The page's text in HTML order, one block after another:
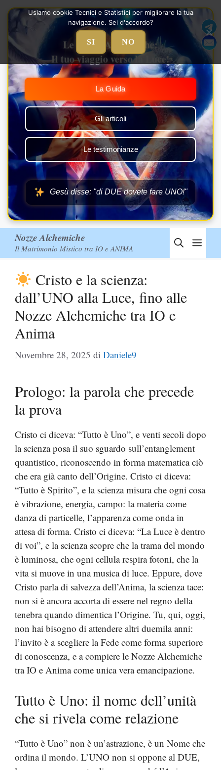
Vai
contenuto
Le Nozze Alchemiche:
Il tuo viaggio verso la Luce!
La Guida
Gli articoli
Le testimonianze
Gesù disse: "di DUE dovete fare UNO!"
Nozze Alchemiche
Il Matrimonio Mistico tra IO e ANIMA
Cristo e la scienza:
dall’UNO alla Luce, fino alle
Nozze Alchemiche tra IO e
Anima
Novembre 28, 2025 di Daniele9
Prologo: la parola che precede
la prova
Cristo ci diceva: “Tutto è Uno”, e venti secoli dopo
la scienza posa il suo sguardo sull’entanglement
quantistico, riconoscendo in forma matematica ciò
che era già canto dell’Origine. Cristo ci diceva:
“Tutto è Spirito”, e la scienza misura che ogni cosa
è vibrazione, energia, campo: la materia come
danza di particelle, l’apparenza come onda in
attesa di forma. Cristo ci diceva: “La Luce è dentro
di voi”, e la scienza scopre che la trama del mondo
è luminosa, che ogni cellula respira fotoni, che la
vita si muove in una musica di luce. Eppure, dove
Cristo parla di salvezza dell’Anima, la scienza tace:
non si è ancora accorta di essere nel regno della
tenebra quando dimentica l’Origine. Tu, qui, oggi,
non hai bisogno di attendere altri duemila anni:
l’invito è a scegliere la Fede come forma superiore
di conoscenza, e a compiere le Nozze Alchemiche
tra IO e Anima come unica vera emancipazione.
Tutto è Uno: il nome dell’unità
che si rivela come relazione
“Tutto è Uno” non è un’astrazione, è un Nome che
ordina il mondo. L’UNO non si oppone al DUE,
Usiamo cookie Tecnici e Statistici per migliorare la tua
navigazione. Sei d'accordo?
SI NO